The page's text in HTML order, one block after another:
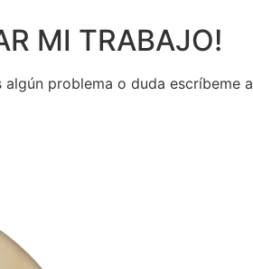
MI TRABAJO!
algún problema o duda escríbeme a